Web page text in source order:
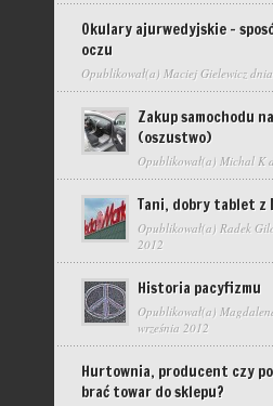
Okulary ajurwedyjskie –
oczu
Opublikował(a) Maciej Gielewiczdnia
Zakup samochodu
(oszustwo)
Opublikował(a) Michal K
Tani, dobry tablet z
Opublikował(a) Radek
2012
Historia pacyfizmu
Opublikował(a)
września 2012
Hurtownia, producent czy
brać towar do sklepu?